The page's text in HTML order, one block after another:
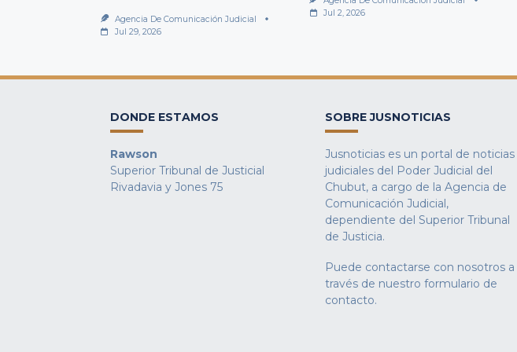
Agencia De Comunicación Judicial
Jul 29, 2026
Jul 2, 2026
DONDE ESTAMOS
Rawson
Superior Tribunal de Justicial
Rivadavia y Jones 75
SOBRE JUSNOTICIAS
Jusnoticias es un portal de noticias
judiciales del Poder Judicial del
Chubut, a cargo de la Agencia de
Comunicación Judicial,
dependiente del Superior Tribunal
de Justicia.
Puede contactarse con nosotros a
través de nuestro formulario de
contacto.